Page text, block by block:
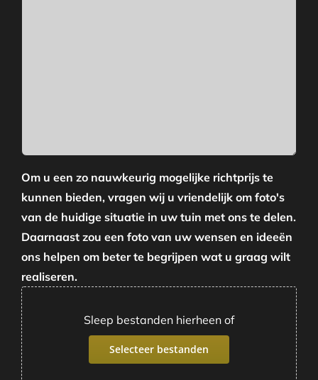
Om u een zo nauwkeurig mogelijke richtprijs te
kunnen bieden, vragen wij u vriendelijk om foto's
van de huidige situatie in uw tuin met ons te delen.
Daarnaast zou een foto van uw wensen en ideeën
ons helpen om beter te begrijpen wat u graag wilt
realiseren.
Sleep bestanden hierheen of
Selecteer bestanden